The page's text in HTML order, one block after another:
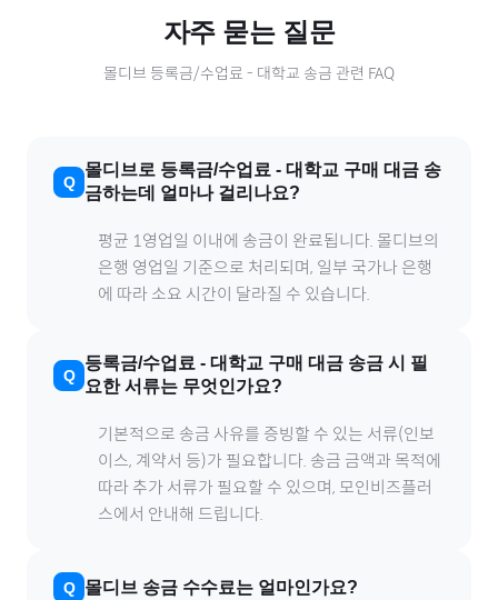
자주 묻는 질문
몰디브 등록금/수업료 - 대학교 송금 관련 FAQ
몰디브로 등록금/수업료 - 대학교 구매 대금 송
금하는데 얼마나 걸리나요?
평균 1영업일 이내에 송금이 완료됩니다. 몰디브의
은행 영업일 기준으로 처리되며, 일부 국가나 은행
에 따라 소요 시간이 달라질 수 있습니다.
등록금/수업료 - 대학교 구매 대금 송금 시 필
요한 서류는 무엇인가요?
기본적으로 송금 사유를 증빙할 수 있는 서류(인보
이스, 계약서 등)가 필요합니다. 송금 금액과 목적에
따라 추가 서류가 필요할 수 있으며, 모인비즈플러
스에서 안내해 드립니다.
몰디브 송금 수수료는 얼마인가요?